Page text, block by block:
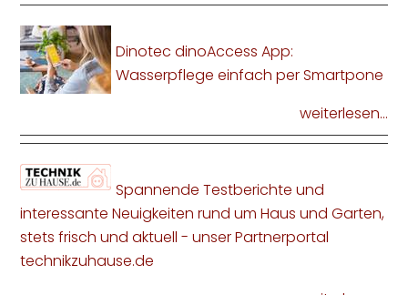
Dinotec dinoAccess App:
Wasserpflege einfach per Smartpone
weiterlesen...
Spannende Testberichte und
interessante Neuigkeiten rund um Haus und Garten,
stets frisch und aktuell - unser Partnerportal
technikzuhause.de